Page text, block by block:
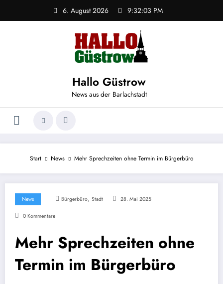
springen
6. August 2026 9:32:03 PM
Hallo Güstrow
News aus der Barlachstadt
Start News Mehr Sprechzeiten ohne Termin im Bürgerbüro
News Bürgerbüro, Stadt 28. Mai 2025
0 Kommentare
Mehr Sprechzeiten ohne
Termin im Bürgerbüro